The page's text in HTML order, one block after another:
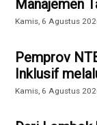
Manajemen
Kamis, 6 Agustus
Pemprov
Inklusif
Kamis, 6 Agustus